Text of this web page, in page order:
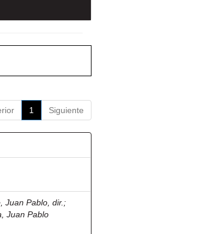
1 Siguiente
Juan Pablo, dir. ;
Juan Pablo